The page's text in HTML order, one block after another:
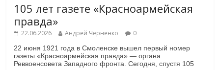
105 лет газете «Красноармейская
правда»
22.06.2026 Андрей Черненко 0
22 июня 1921 года в Смоленске вышел первый номер
газеты «Красноармейская правда» — органа
Реввоенсовета Западного фронта. Сегодня, спустя 105